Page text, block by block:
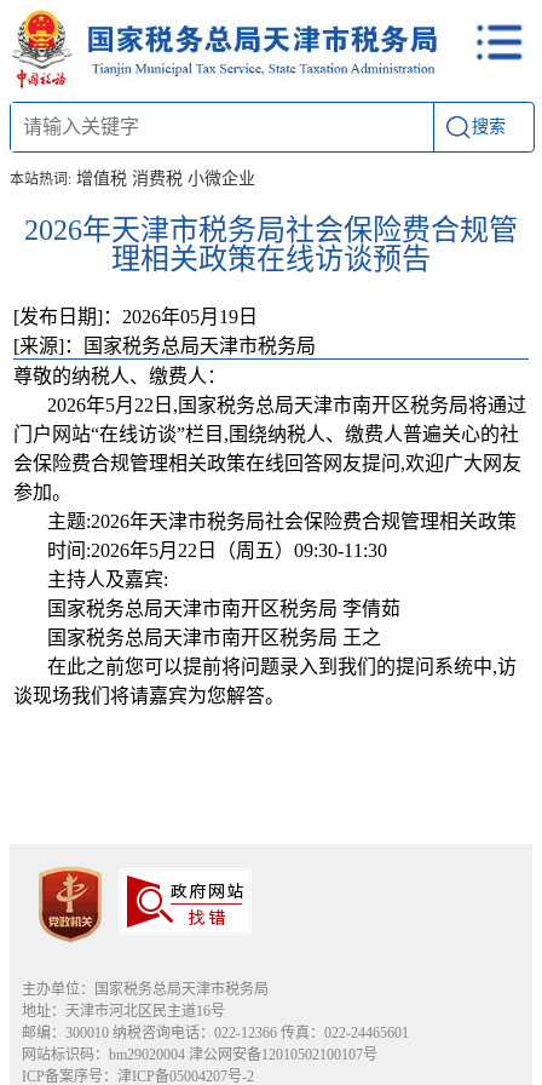
搜索
本站热词: 增值税 消费税 小微企业
2026年天津市税务局社会保险费合规管
理相关政策在线访谈预告
[发布日期]：2026年05月19日
[来源]：国家税务总局天津市税务局
尊敬的纳税人、缴费人：
2026年5月22日,国家税务总局天津市南开区税务局将通过
门户网站“在线访谈”栏目,围绕纳税人、缴费人普遍关心的社
会保险费合规管理相关政策在线回答网友提问,欢迎广大网友
参加。
主题:2026年天津市税务局社会保险费合规管理相关政策
时间:2026年5月22日（周五）09:30-11:30
主持人及嘉宾:
国家税务总局天津市南开区税务局 李倩茹
国家税务总局天津市南开区税务局 王之
在此之前您可以提前将问题录入到我们的提问系统中,访
谈现场我们将请嘉宾为您解答。
主办单位：国家税务总局天津市税务局
地址：天津市河北区民主道16号
邮编：300010 纳税咨询电话：022-12366 传真：022-24465601
网站标识码：bm29020004 津公网安备12010502100107号
ICP备案序号：津ICP备05004207号-2